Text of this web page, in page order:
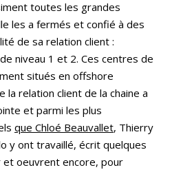
toutes les grandes
les a fermés et confié à des
de sa relation client :
niveau 1 et 2. Ces centres de
situés en offshore
la relation client de la chaine a
et parmi les plus
que Chloé Beauvallet, Thierry
y ont travaillé, écrit quelques
oeuvrent encore, pour